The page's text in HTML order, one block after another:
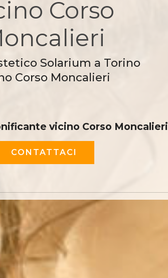
Corso
Solarium a Torino
Corso Moncalieri
vicino Corso Moncalieri
CONTATTACI